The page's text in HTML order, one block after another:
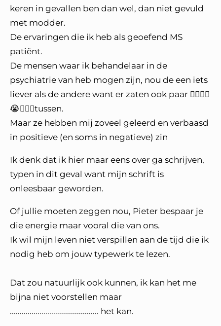
keren in gevallen ben dan wel, dan niet gevuld
met modder.
De ervaringen die ik heb als geoefend MS
patiënt.
De mensen waar ik behandelaar in de
psychiatrie van heb mogen zijn, nou de een iets
liever als de andere want er zaten ook paar 😶‍🌫️🤐😤
😭🤯🤪🤬tussen.
Maar ze hebben mij zoveel geleerd en verbaasd
in positieve (en soms in negatieve) zin
Ik denk dat ik hier maar eens over ga schrijven,
typen in dit geval want mijn schrift is
onleesbaar geworden.
Of jullie moeten zeggen nou, Pieter bespaar je
die energie maar vooral die van ons.
Ik wil mijn leven niet verspillen aan de tijd die ik
nodig heb om jouw typewerk te lezen.
Dat zou natuurlijk ook kunnen, ik kan het me
bijna niet voorstellen maar
............................................. het kan.